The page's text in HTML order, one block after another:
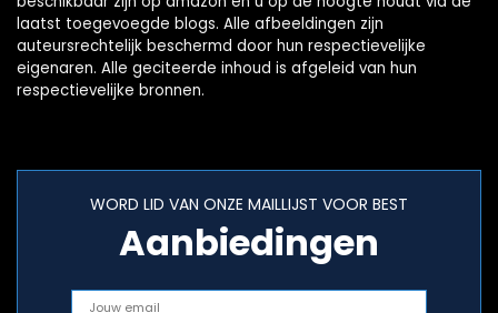
laatst toegevoegde blogs. Alle afbeeldingen zijn
auteursrechtelijk beschermd door hun respectievelijke
eigenaren. Alle geciteerde inhoud is afgeleid van hun
respectievelijke bronnen.
WORD LID VAN ONZE MAILLIJST VOOR BEST
Aanbiedingen